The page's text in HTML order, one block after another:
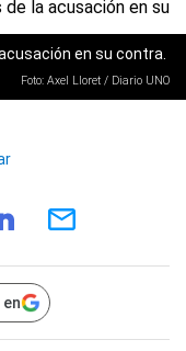
en su contra.
Foto: Axel Lloret / Diario UNO